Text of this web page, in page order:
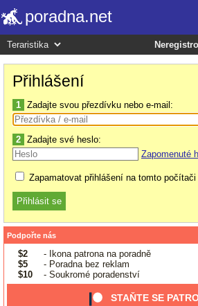
poradna.net
Přihlášení
1 Zadajte svou přezdívku nebo e-mail:
2 Zadajte své heslo:
Zapomenuté
Zapamatovat přihlášení na tomto počítači
Podpořte nás
$2
- Ikona patrona na poradně
$5
- Poradna bez reklam
$10
- Soukromé poradenství
STAŇTE SE